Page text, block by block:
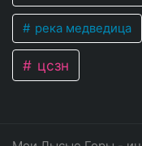
река медведица
цсзн